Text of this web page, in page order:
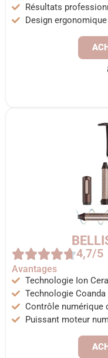
Résultats
Design ergonomique
4,7/5
Avantages
Technologie Ion
Technologie Coanda
Contrôle numérique
Puissant moteur